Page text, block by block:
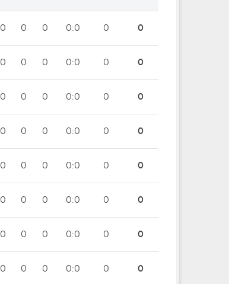
0 0 0 0:0 0 0
0 0 0 0:0 0 0
0 0 0 0:0 0 0
0 0 0 0:0 0 0
0 0 0 0:0 0 0
0 0 0 0:0 0 0
0 0 0 0:0 0 0
0 0 0 0:0 0 0